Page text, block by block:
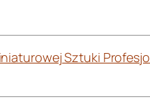
Sztuki